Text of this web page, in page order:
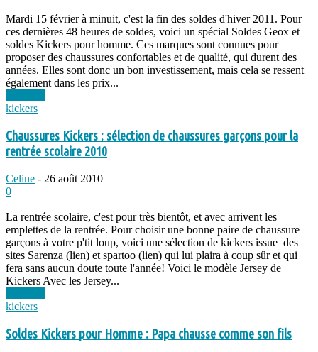
Mardi 15 février à minuit, c'est la fin des soldes d'hiver 2011. Pour
ces dernières 48 heures de soldes, voici un spécial Soldes Geox et
soldes Kickers pour homme. Ces marques sont connues pour
proposer des chaussures confortables et de qualité, qui durent des
années. Elles sont donc un bon investissement, mais cela se ressent
également dans les prix...
kickers
Chaussures Kickers : sélection de chaussures garçons pour la
rentrée scolaire 2010
Celine - 26 août 2010
0
La rentrée scolaire, c'est pour très bientôt, et avec arrivent les
emplettes de la rentrée. Pour choisir une bonne paire de chaussure
garçons à votre p'tit loup, voici une sélection de kickers issue des
sites Sarenza (lien) et spartoo (lien) qui lui plaira à coup sûr et qui
fera sans aucun doute toute l'année! Voici le modèle Jersey de
Kickers Avec les Jersey...
kickers
Soldes Kickers pour Homme : Papa chausse comme son fils